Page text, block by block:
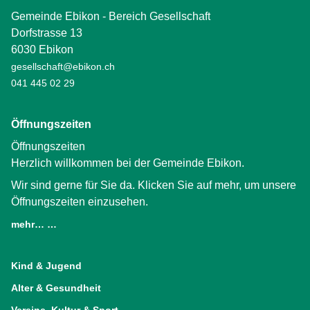
Gemeinde Ebikon - Bereich Gesellschaft
Dorfstrasse 13
6030 Ebikon
gesellschaft@ebikon.ch
041 445 02 29
Öffnungszeiten
Öffnungszeiten
Herzlich willkommen bei der Gemeinde Ebikon.
Wir sind gerne für Sie da. Klicken Sie auf mehr, um unsere
Öffnungszeiten einzusehen.
mehr… …
Kind & Jugend
Alter & Gesundheit